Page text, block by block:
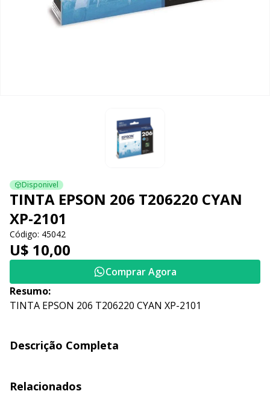
Disponivel
TINTA EPSON 206 T206220 CYAN
XP-2101
Código: 45042
U$ 10,00
Comprar Agora
Resumo:
TINTA EPSON 206 T206220 CYAN XP-2101
Descrição Completa
Relacionados